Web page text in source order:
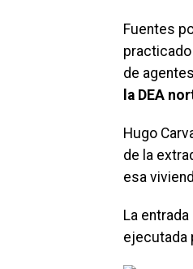
Fuentes
practicado
de
la DEA
Hugo
de la
esa
La
ejecutada